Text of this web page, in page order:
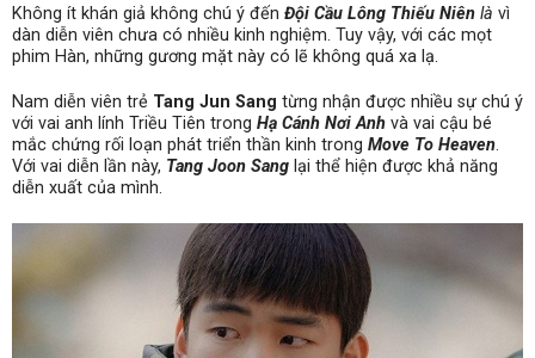
Không ít khán giả không chú ý đến Đội Cầu Lông Thiếu Niên là vì
dàn diễn viên chưa có nhiều kinh nghiệm. Tuy vậy, với các mọt
phim Hàn, những gương mặt này có lẽ không quá xa lạ.
Nam diễn viên trẻ Tang Jun Sang từng nhận được nhiều sự chú ý
với vai anh lính Triều Tiên trong Hạ Cánh Nơi Anh và vai cậu bé
mắc chứng rối loạn phát triển thần kinh trong Move To Heaven.
Với vai diễn lần này, Tang Joon Sang lại thể hiện được khả năng
diễn xuất của mình.